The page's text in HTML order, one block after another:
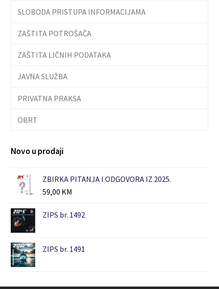
SLOBODA PRISTUPA INFORMACIJAMA
ZAŠTITA POTROŠAČA
ZAŠTITA LIČNIH PODATAKA
JAVNA SLUŽBA
PRIVATNA PRAKSA
OBRT
Novo u prodaji
ZBIRKA PITANJA I ODGOVORA IZ 2025.
59,00 KM
ZIPS br. 1492
ZIPS br. 1491